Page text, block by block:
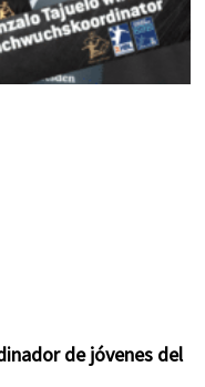
de jóvenes del